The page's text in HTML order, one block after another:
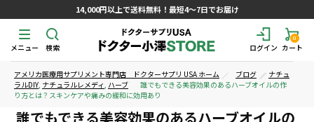
14,000円以上で送料無料！最短4～7日でお届け
ログイン
0
カート
検索
メニュー
アメリカ医療用サプリメント専門店 ドクターサプリ USA ホーム ブログ
ナチュ
ラルDIY, ナチュラルレメディ, ハーブ
誰でもできる美容効果のあるハーブオイルの作
り方とは？スキンケアや痛みの緩和に効用あり
誰でもできる美容効果のあるハーブオイルの